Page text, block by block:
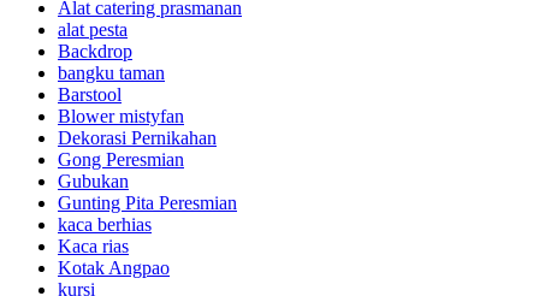
Alat catering prasmanan
alat pesta
Backdrop
bangku taman
Barstool
Blower mistyfan
Dekorasi Pernikahan
Gong Peresmian
Gubukan
Gunting Pita Peresmian
kaca berhias
Kaca rias
Kotak Angpao
kursi